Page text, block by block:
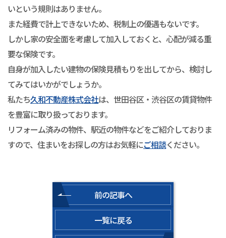
いという規則はありません。
また経費で計上できないため、税制上の優遇もないです。
しかし家の安全面を考慮して加入しておくと、心配が減る重
要な保険です。
自身が加入したい建物の保険見積もりを出してから、検討し
てみてはいかがでしょうか。
私たち久和不動産株式会社は、世田谷区・渋谷区の賃貸物件
を豊富に取り扱っております。
リフォーム済みの物件、駅近の物件などをご紹介しておりま
すので、住まいをお探しの方はお気軽にご相談ください。
前の記事へ
一覧に戻る